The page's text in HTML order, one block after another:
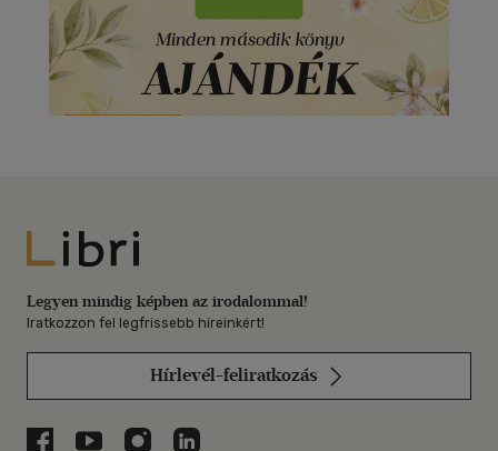
Libri
Legyen mindig képben az irodalommal!
Iratkozzon fel legfrissebb híreinkért!
Hírlevél-feliratkozás
Libri a Facebookon
Libri a Youtube-on
Libri az Instagramon
Libri a LinkedInen